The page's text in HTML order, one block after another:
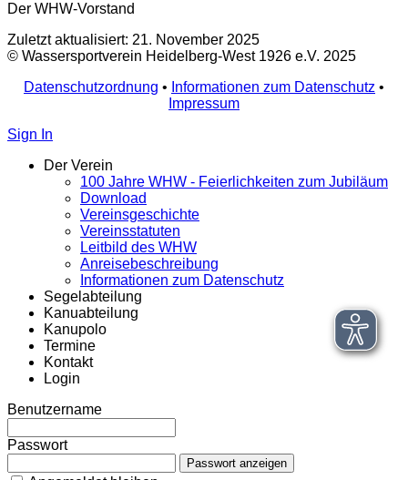
Der WHW-Vorstand
Zuletzt aktualisiert: 21. November 2025
© Wassersportverein Heidelberg-West 1926 e.V. 2025
Datenschutzordnung • Informationen zum Datenschutz •
Impressum
Sign In
Der Verein
100 Jahre WHW - Feierlichkeiten zum Jubiläum
Download
Vereinsgeschichte
Vereinsstatuten
Leitbild des WHW
Anreisebeschreibung
Informationen zum Datenschutz
Segelabteilung
Kanuabteilung
Kanupolo
Termine
Kontakt
Login
Benutzername
Passwort
Passwort anzeigen